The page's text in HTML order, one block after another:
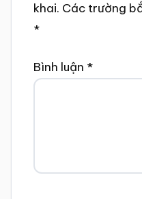
khai. Các trường
*
Bình luận *